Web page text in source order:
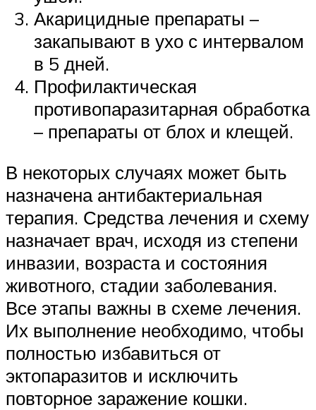
Акарицидные препараты –
закапывают в ухо с интервалом
в 5 дней.
Профилактическая
противопаразитарная обработка
– препараты от блох и клещей.
В некоторых случаях может быть
назначена антибактериальная
терапия. Средства лечения и схему
назначает врач, исходя из степени
инвазии, возраста и состояния
животного, стадии заболевания.
Все этапы важны в схеме лечения.
Их выполнение необходимо, чтобы
полностью избавиться от
эктопаразитов и исключить
повторное заражение кошки.